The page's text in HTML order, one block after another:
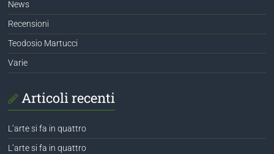
News
Recensioni
Teodosio Martucci
Varie
Articoli recenti
L’arte si fa in quattro
L’arte si fa in quattro